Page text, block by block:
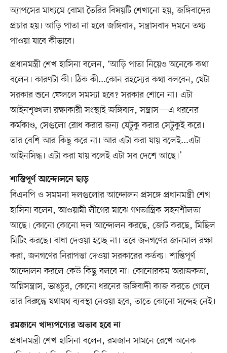
অ্যাপসের মাধ্যমে বোমা তৈরির বিষয়টি শেখানো হয়, জঙ্গিবাদের
প্রচার হয়। আড়ি পাতা না হলে জঙ্গিবাদ, সন্ত্রাসবাদ দমনে তথ্য
পাওয়া যাবে কীভাবে।
প্রধানমন্ত্রী শেখ হাসিনা বলেন, ‘আড়ি পাতা নিয়েও অনেকে কথা
বলেন। কারণটা কী। ঠিক কী...কোন রহস্যের কথা বলবেন, যেটা
সরকার শুনে ফেললে সমস্যা হবে? সরকার শোনে না। এটা
আইনশৃঙ্খলা রক্ষাকারী সংস্থাই জঙ্গিবাদ, সন্ত্রাস—এ ধরনের
কর্মকাণ্ড, সেগুলো রোধ করার জন্য যেটুকু করার সেটুকুই করে।
তার বেশি আর কিছু করে না। আর এটা করা যায় বলেই...এটা
আইনসিদ্ধ। এটা করা যায় বলেই এটা সব দেশে আছে।’
শান্তিপূর্ণ আন্দোলনে ছাড়
বিএনপি ও সমমনা দলগুলোর আন্দোলন প্রসঙ্গে প্রধানমন্ত্রী শেখ
হাসিনা বলেন, আওয়ামী লীগের মাঝে গণতান্ত্রিক সহনশীলতা
আছে। কোনো কোনো দল আন্দোলন করছে, জোট করছে, মিছিল
মিটিং করছে। বাধা দেওয়া হচ্ছে না। তবে জনগণের জানমাল রক্ষা
করা, জনগণের নিরাপত্তা দেওয়া সরকারের কর্তব্য। শান্তিপূর্ণ
আন্দোলন করলে কেউ কিছু বলবে না। কোনোরকম অরাজকতা,
অগ্নিসন্ত্রাস, ভাঙচুর, কোনো ধরনের জঙ্গিবাদী কাজ করতে গেলে
তার বিরুদ্ধে যথাযথ ব্যবস্থা নেওয়া হবে, তাতে কোনো সন্দেহ নেই।
রমজানে খাদ্যপণ্যের অভাব হবে না
প্রধানমন্ত্রী শেখ হাসিনা বলেন, রমজান সামনে রেখে অনেক